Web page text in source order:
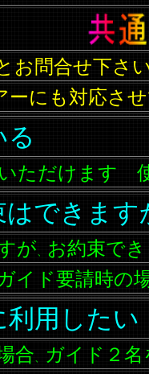
お問合せ下さ
ーにも対応さ
る
ただけます
はできます
が、
お約束で
イド要請時の
利用したい
合、
ガイド２